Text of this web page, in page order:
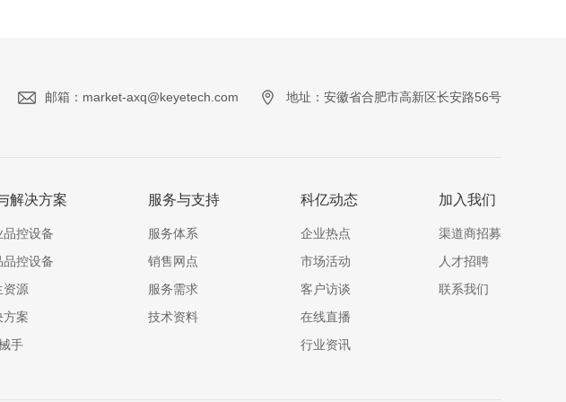
邮箱：market-axq@keyetech.com 地址：安徽省合肥市高新区长安路56号
解决方案
品控设备
品控设备
资源
方案
手
服务与支持
服务体系
销售网点
服务需求
技术资料
科亿动态
企业热点
市场活动
客户访谈
在线直播
行业资讯
加入我们
渠道商招募
人才招聘
联系我们